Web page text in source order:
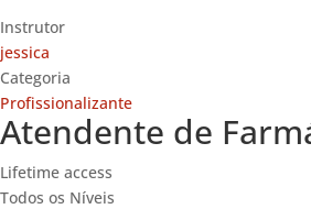
Instrutor
jessica
Categoria
Profissionalizante
Atendente de
Lifetime access
Todos os Níveis